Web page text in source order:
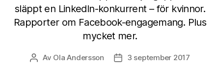
släppt en LinkedIn-konkurrent – för kvinnor.
Rapporter om Facebook-engagemang. Plus
mycket mer.
Inläggsförfattare
Av Ola Andersson Inläggsdatum
3 september 2017